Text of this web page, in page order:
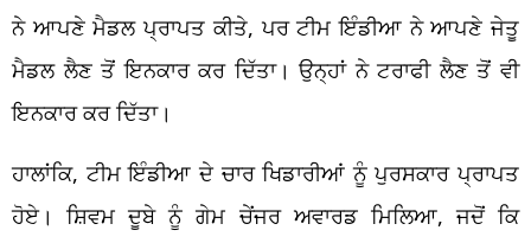
ਨੇ ਆਪਣੇਮੈਡਲਪ੍ਰਾਪਤ ਕੀਤੇ, ਪਰ ਟੀਮ ਇੰਡੀਆ ਨੇ ਆਪਣੇ ਜੇਤੂ
ਮੈਡਲ ਲੈਣਤੋਂ ਇਨਕਾਰ ਕਰ ਦਿੱਤਾ। ਉਨ੍ਹਾਂ ਨੇ ਟਰਾਫੀਲੈਣਤੋਂ ਵੀ
ਇਨਕਾਰ ਕਰ ਦਿੱਤਾ।
ਹਾਲਾਂਕਿ, ਟੀਮ ਇੰਡੀਆ ਦੇ ਚਾਰ ਖਿਡਾਰੀਆਂ ਨੂੰ ਪੁਰਸਕਾਰ ਪ੍ਰਾਪਤ
ਹੋਏ। ਸ਼ਿਵਮ ਦੂਬੇ ਨੂੰ ਗੇਮ ਚੇਂਜਰ ਅਵਾਰਡ ਮਿਲਿਆ, ਜਦੋਂ ਕਿ